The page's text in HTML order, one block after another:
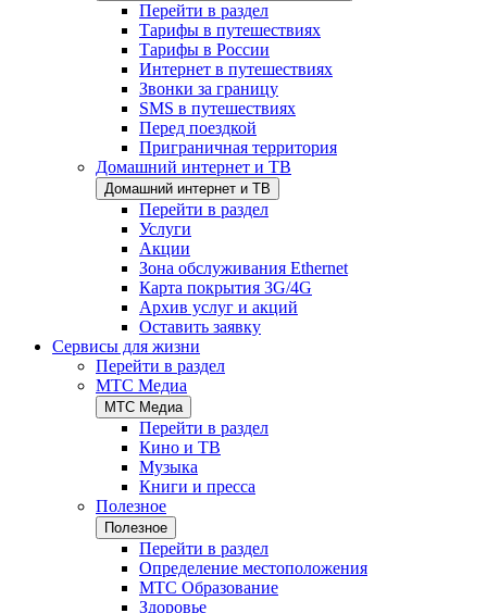
Перейти в раздел
Тарифы в путешествиях
Тарифы в России
Интернет в путешествиях
Звонки за границу
SMS в путешествиях
Перед поездкой
Приграничная территория
Домашний интернет и ТВ
Домашний интернет и ТВ
Перейти в раздел
Услуги
Акции
Зона обслуживания Ethernet
Карта покрытия 3G/4G
Архив услуг и акций
Оставить заявку
Сервисы для жизни
Перейти в раздел
МТС Медиа
МТС Медиа
Перейти в раздел
Кино и ТВ
Музыка
Книги и пресса
Полезное
Полезное
Перейти в раздел
Определение местоположения
МТС Образование
Здоровье